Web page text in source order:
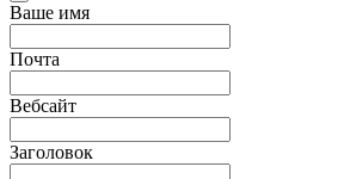
Ваше имя
Почта
Вебсайт
Заголовок